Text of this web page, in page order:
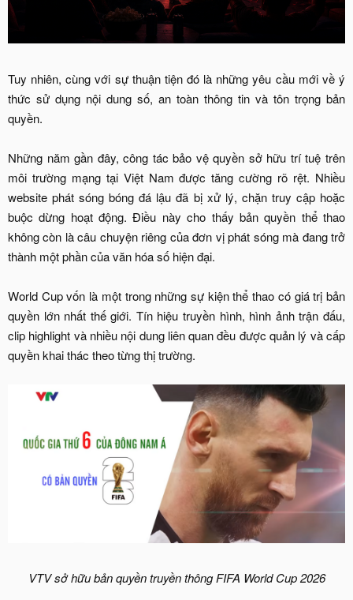
Tuy nhiên, cùng với sự thuận tiện đó là những yêu cầu mới về ý
thức sử dụng nội dung số, an toàn thông tin và tôn trọng bản
quyền.
Những năm gần đây, công tác bảo vệ quyền sở hữu trí tuệ trên
môi trường mạng tại Việt Nam được tăng cường rõ rệt. Nhiều
website phát sóng bóng đá lậu đã bị xử lý, chặn truy cập hoặc
buộc dừng hoạt động. Điều này cho thấy bản quyền thể thao
không còn là câu chuyện riêng của đơn vị phát sóng mà đang trở
thành một phần của văn hóa số hiện đại.
World Cup vốn là một trong những sự kiện thể thao có giá trị bản
quyền lớn nhất thế giới. Tín hiệu truyền hình, hình ảnh trận đấu,
clip highlight và nhiều nội dung liên quan đều được quản lý và cấp
quyền khai thác theo từng thị trường.
VTV sở hữu bản quyền truyền thông FIFA World Cup 2026